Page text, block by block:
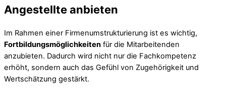
Angestellte anbieten
Im Rahmen einer Firmenumstrukturierung ist es wichtig,
Fortbildungsmöglichkeiten für die Mitarbeitenden
anzubieten. Dadurch wird nicht nur die Fachkompetenz
erhöht, sondern auch das Gefühl von Zugehörigkeit und
Wertschätzung gestärkt.